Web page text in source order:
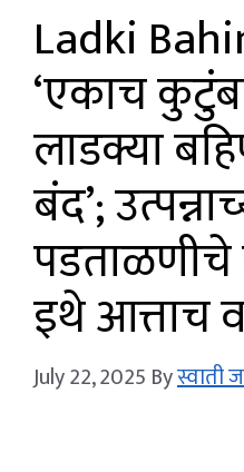
Ladki
‘एकाच
लाडक्या
बंद’;
इथे आत्ताच
July 22, 2025 Byस्वाती